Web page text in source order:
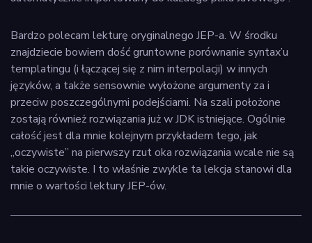
Bardzo polecam lekturę oryginalnego JEP-a. W środku
znajdziecie bowiem dość gruntowne porównanie syntax’u
templatingu (i łączącej się z nim interpolacji) w innych
języków, a także sensownie wyłożone argumenty za i
przeciw poszczególnymi podejściami. Na szali położone
zostają również rozwiązania już w JDK istniejące. Ogólnie
całość jest dla mnie kolejnym przykładem tego, jak
„oczywiste” na pierwszy rzut oka rozwiązania wcale nie są
takie oczywiste. I to właśnie zwykle ta lekcja stanowi dla
mnie o wartości lektury JEP-ów.